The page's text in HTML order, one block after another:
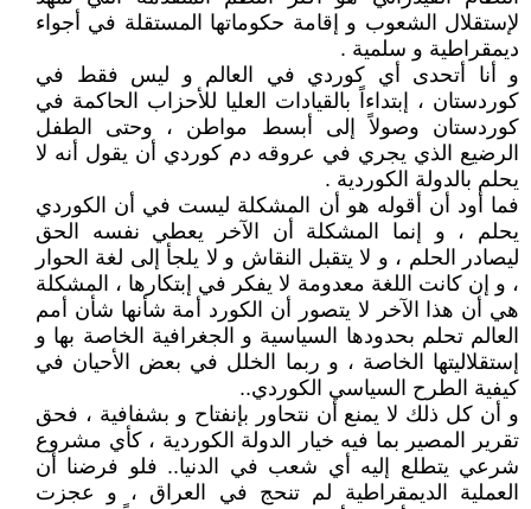
لإستقلال الشعوب و إقامة حكوماتها المستقلة في أجواء
ديمقراطية و سلمية .
و أنا أتحدى أي كوردي في العالم و ليس فقط في
كوردستان ، إبتداءاً بالقيادات العليا للأحزاب الحاكمة في
كوردستان وصولاً إلى أبسط مواطن ، وحتى الطفل
الرضيع الذي يجري في عروقه دم كوردي أن يقول أنه لا
يحلم بالدولة الكوردية .
فما أود أن أقوله هو أن المشكلة ليست في أن الكوردي
يحلم ، و إنما المشكلة أن الآخر يعطي نفسه الحق
ليصادر الحلم ، و لا يتقبل النقاش و لا يلجأ إلى لغة الحوار
، و إن كانت اللغة معدومة لا يفكر في إبتكارها ، المشكلة
هي أن هذا الآخر لا يتصور أن الكورد أمة شأنها شأن أمم
العالم تحلم بحدودها السياسية و الجغرافية الخاصة بها و
إستقلاليتها الخاصة ، و ربما الخلل في بعض الأحيان في
كيفية الطرح السياسي الكوردي..
و أن كل ذلك لا يمنع أن نتحاور بإنفتاح و بشفافية ، فحق
تقرير المصير بما فيه خيار الدولة الكوردية ، كأي مشروع
شرعي يتطلع إليه أي شعب في الدنيا.. فلو فرضنا أن
العملية الديمقراطية لم تنحج في العراق ، و عجزت